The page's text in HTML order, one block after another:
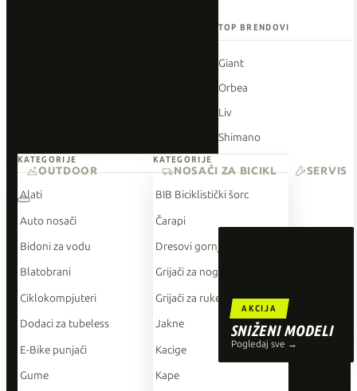
TOP BRENDOVI
Giant
Orbea
Liv
Shimano
O'Neal
AKCIJA
SNIŽENI MODELI
Pogledaj sve →
KATEGORIJE
Alati
Auto nosači
Bidoni za vodu
Blatobrani
Ciklokompjuteri
Dodaci za tubeless
E-Bike punjači
Gume
KATEGORIJE
BIB Biciklistički šorc
Čarapi
Dresovi gornji dio
Grijači za noge
Grijači za ruke
Jakne
Kacige
Kape
OUTDOOR NOSAČI ZA BICIKL SERVIS